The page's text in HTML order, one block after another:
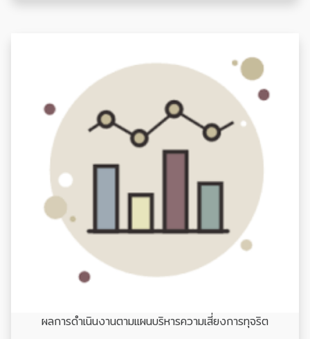
ผลการดำเนินงานตามแผนบริหารความเสี่ยงการทุจริต